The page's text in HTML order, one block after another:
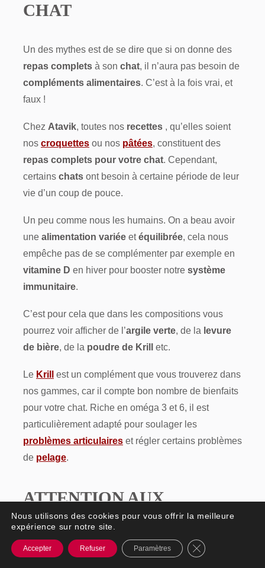
CHAT
Un des mythes est de se dire que si on donne des
repas complets à son chat, il n’aura pas besoin de
compléments alimentaires. C’est à la fois vrai, et
faux !
Chez Atavik, toutes nos recettes , qu’elles soient
nos croquettes ou nos pâtées, constituent des
repas complets pour votre chat. Cependant,
certains chats ont besoin à certaine période de leur
vie d’un coup de pouce.
Un peu comme nous les humains. On a beau avoir
une alimentation variée etéquilibrée, cela nous
empêche pas de se complémenter par exemple en
vitamine D en hiver pour booster notre système
immunitaire.
C’est pour cela que dans les compositions vous
pourrez voir afficher de l’argile verte, de la levure
de bière, de la poudre de Krill etc.
Le Krill
est un complément que vous trouverez dans
nos gammes, car il compte bon nombre de bienfaits
pour votre chat. Riche en oméga 3 et 6, il est
particulièrement adapté pour soulager les
problèmes articulaires et régler certains problèmes
de pelage.
ATTENTION AUX
ALLERGIES
Tout comme les humains, certainschats
Nous utilisons des cookies pour vous offrir la meilleure
expérience sur notre site.
Accepter Refuser Paramètres Fermer la